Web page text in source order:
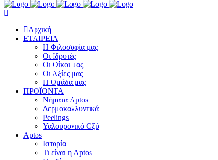
Αρχική
ΕΤΑΙΡΕΙΑ
Η Φιλοσοφία μας
Οι Ιδρυτές
Οι Οίκοι μας
Οι Αξίες μας
Η Ομάδα μας
ΠΡΟΪΟΝΤΑ
Νήματα Aptos
Δερμοκαλλυντικά
Peelings
Υαλουρονικό Οξύ
Aptos
Ιστορία
Τι είναι η Aptos